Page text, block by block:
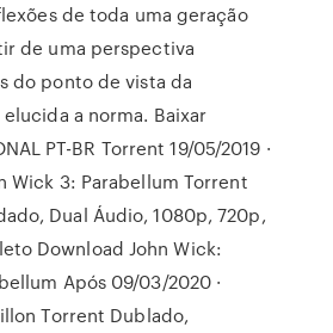
de toda uma geração
de uma perspectiva
do ponto de vista da
a norma. Baixar
PT-BR Torrent 19/05/2019 ·
Wick 3: Parabellum Torrent
Dual Áudio, 1080p, 720p,
Download John Wick:
Após 09/03/2020 ·
Torrent Dublado,